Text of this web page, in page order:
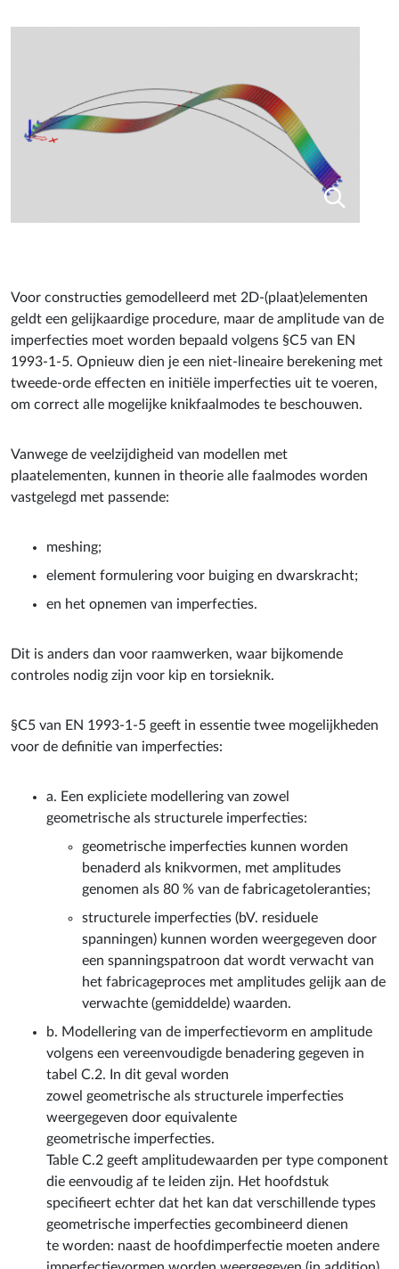
Voor constructies gemodelleerd met 2D-(plaat)elementen
geldt een gelijkaardige procedure, maar de amplitude van de
imperfecties moet worden bepaald volgens §C5 van EN
1993-1-5. Opnieuw dien je een niet-lineaire berekening met
tweede-orde effecten en initiële imperfecties uit te voeren,
om correct alle mogelijke knikfaalmodes te beschouwen.
Vanwege de veelzijdigheid van modellen met
plaatelementen, kunnen in theorie alle faalmodes worden
vastgelegd met passende:
meshing;
element formulering voor buiging en dwarskracht;
en het opnemen van imperfecties.
Dit is anders dan voor raamwerken, waar bijkomende
controles nodig zijn voor kip en torsieknik.
§C5 van EN 1993-1-5 geeft in essentie twee mogelijkheden
voor de definitie van imperfecties:
a. Een expliciete modellering van zowel
geometrische als structurele imperfecties:
geometrische imperfecties kunnen worden
benaderd als knikvormen, met amplitudes
genomen als 80 % van de fabricagetoleranties;
structurele imperfecties (bV. residuele
spanningen) kunnen worden weergegeven door
een spanningspatroon dat wordt verwacht van
het fabricageproces met amplitudes gelijk aan de
verwachte (gemiddelde) waarden.
b. Modellering van de imperfectievorm en amplitude
volgens een vereenvoudigde benadering gegeven in
tabel C.2. In dit geval worden
zowel geometrische als structurele imperfecties
weergegeven door equivalente
geometrische imperfecties.
Table C.2 geeft amplitudewaarden per type component
die eenvoudig af te leiden zijn. Het hoofdstuk
specifieert echter dat het kan dat verschillende types
geometrische imperfecties gecombineerd dienen
te worden: naast de hoofdimperfectie moeten andere
imperfectievormen worden weergegeven (in addition)